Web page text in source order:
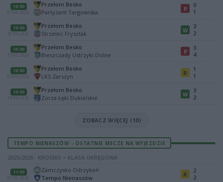
16:00
07.06.2026
Przełom Besko
Partyzant Targowiska
P
0
1
16:00
31.05.2026
Przełom Besko
Strzelec Frysztak
W
3
2
16:00
17.05.2026
Przełom Besko
Bieszczady Ustrzyki Dolne
P
3
4
16:00
03.05.2026
Przełom Besko
LKS Zarszyn
R
1
1
16:00
19.04.2026
Przełom Besko
Zorza Łęki Dukielskie
W
3
2
ZOBACZ WIĘCEJ (10)
TEMPO NIENASZÓW - OSTATNIE MECZE NA WYJEZDZIE
2025/2026 · KROSNO > KLASA OKRĘGOWA
11:00
07.06.2026
Zamczysko Odrzykoń
Tempo Nienaszów
R
2
2